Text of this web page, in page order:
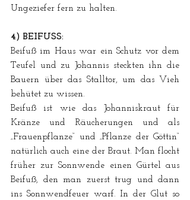
Ungeziefer fern zu halten.
4) BEIFUSS:
Beifuß im Haus war ein Schutz vor dem
Teufel und zu Johannis steckten ihn die
Bauern über das Stalltor, um das Vieh
behütet zu wissen.
Beifuß ist wie das Johanniskraut für
Kränze und Räucherungen und als
„Frauenpflanze“ und „Pflanze der Göttin“
natürlich auch eine der Braut. Man flocht
früher zur Sonnwende einen Gürtel aus
Beifuß, den man zuerst trug und dann
ins Sonnwendfeuer warf. In der Glut so